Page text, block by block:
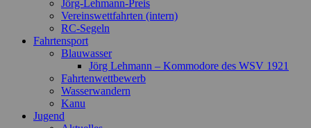
Jörg-Lehmann-Preis
Vereinswettfahrten (intern)
RC-Segeln
Fahrtensport
Blauwasser
Jörg Lehmann – Kommodore des WSV 1921
Fahrtenwettbewerb
Wasserwandern
Kanu
Jugend